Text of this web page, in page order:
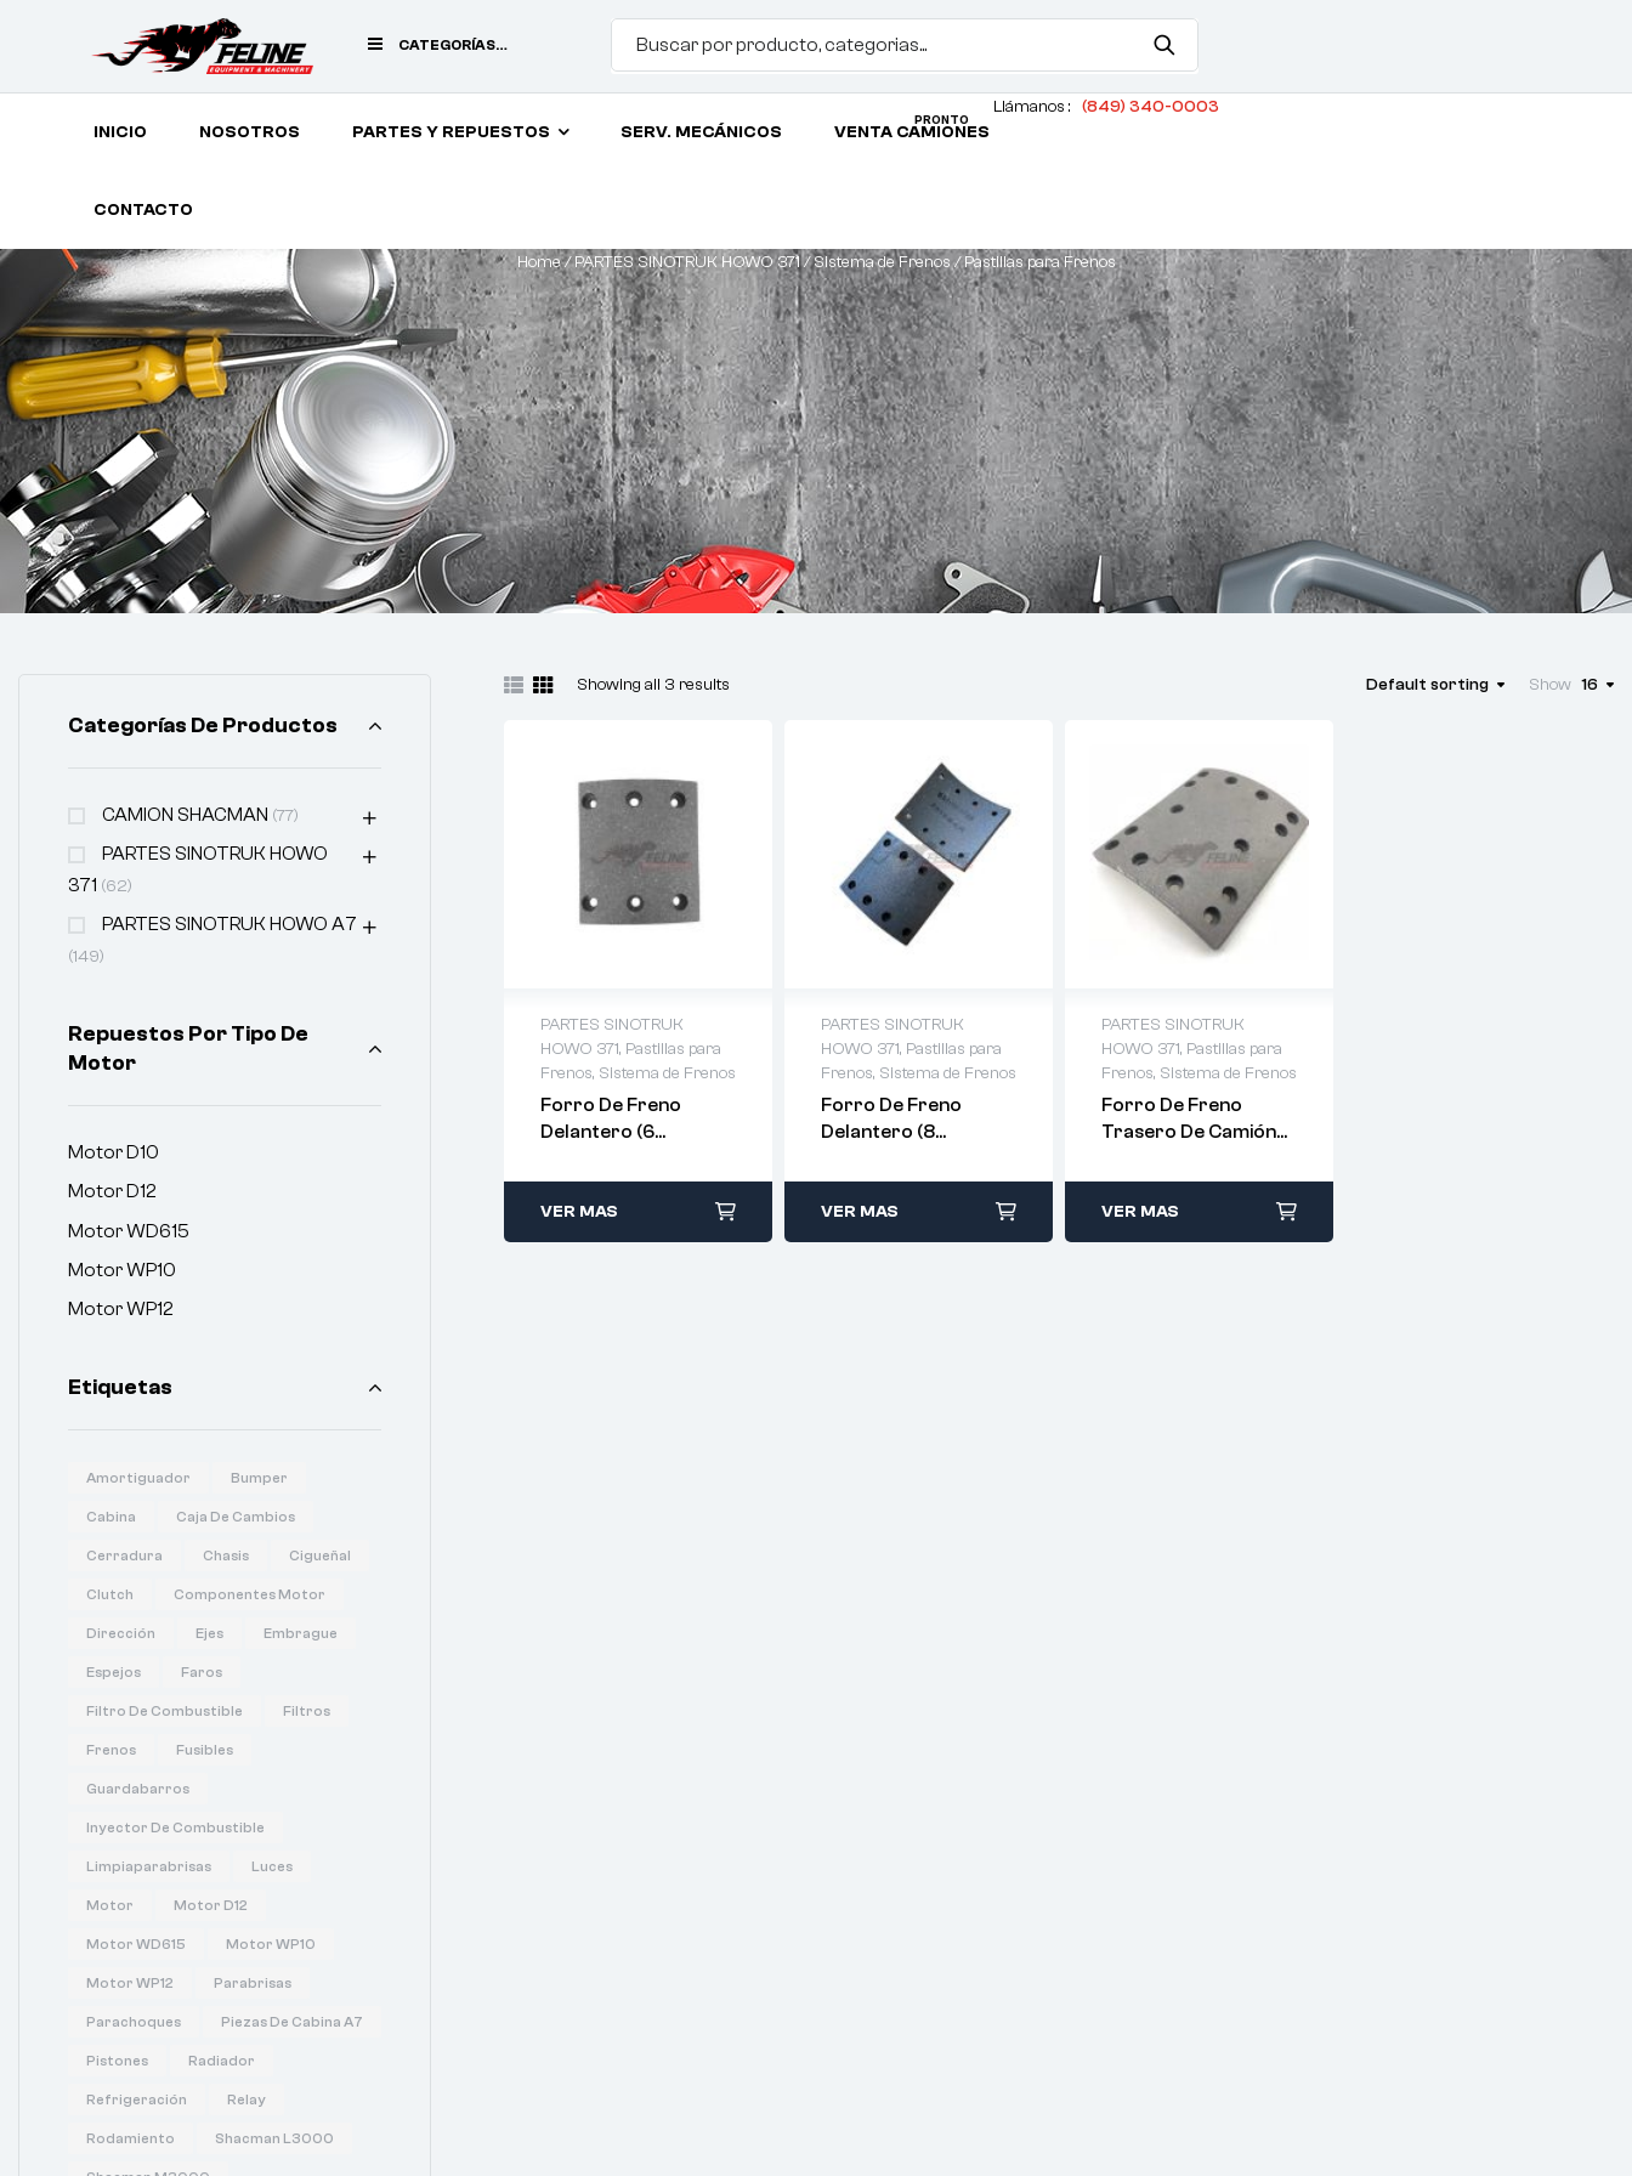
CATEGORÍAS
INICIO NOSOTROS PARTES Y REPUESTOS SERV. MECÁNICOS VENTA CAMIONES
PRONTO
CONTACTO
Llámanos : (849) 340-0003
Home/PARTES SINOTRUK HOWO 371/Sistema de Frenos/ Pastillas para Frenos
Showing all 3 results Default sorting Show 16
PARTES SINOTRUK
HOWO 371, Pastillas para
Frenos, Sistema de Frenos
Forro De Freno
Delantero (6
WG9100440027
VER MAS
PARTES SINOTRUK
HOWO 371, Pastillas para
Frenos, Sistema de Frenos
Forro De Freno
Delantero (8
WG9100440029
VER MAS
PARTES SINOTRUK
HOWO 371, Pastillas para
Frenos, Sistema de Frenos
Forro De Freno
Trasero De Camión
WG9231342068
VER MAS
Categorías De Productos
CAMION SHACMAN (77)
PARTES SINOTRUK HOWO
371 (62)
PARTES SINOTRUK HOWO A7
(149)
Repuestos Por Tipo De
Motor
Motor D10
Motor D12
Motor WD615
Motor WP10
Motor WP12
Etiquetas
Amortiguador Bumper
Cabina Caja De Cambios
Cerradura Chasis Cigueñal
Clutch Componentes Motor
Dirección Ejes Embrague
Espejos Faros
Filtro De Combustible Filtros
Frenos Fusibles
Guardabarros
Inyector De Combustible
Limpiaparabrisas Luces
Motor Motor D12
Motor WD615 Motor WP10
Motor WP12 Parabrisas
Parachoques Piezas De Cabina A7
Pistones Radiador
Refrigeración Relay
Rodamiento Shacman L3000